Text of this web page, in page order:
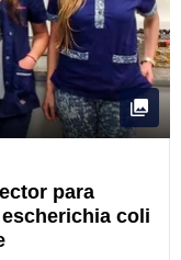
para
coli